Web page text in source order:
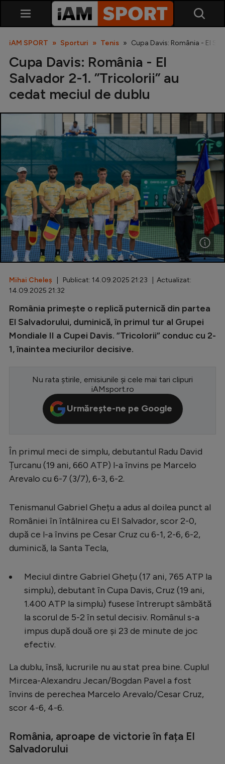
SuperLiga
Liga 2
Cupa României
Echipa Națională
U21
Fotbal feminin
Special
Diverse
Inedit
Champions League
Conference League
CM 2026
Premier League
Serie A
Bundesliga
Campionate
Starurile fotbalului
Stranieri
Clasamente
Handbal
Natație
Formula 1
Auto
iAM SPORT Sporturi Tenis Cupa Davis: România - El
Cupa Davis: România - El
Salvador 2-1. ”Tricolorii” au
cedat meciul de dublu
Mihai Cheleș | Publicat: 14.09.2025 21:23 | Actualizat:
14.09.2025 21:32
România primește o replică puternică din partea
El Salvadorului, duminică, în primul tur al Grupei
Mondiale II a Cupei Davis. ”Tricolorii” conduc cu 2-
1, înaintea meciurilor decisive.
Nu rata știrile, emisiunile și cele mai tari clipuri
iAMsport.ro
Urmărește-ne pe Google
În primul meci de simplu, debutantul Radu David
Țurcanu (19 ani, 660 ATP) l-a învins pe Marcelo
Arevalo cu 6-7 (3/7), 6-3, 6-2.
Tenismanul Gabriel Ghețu a adus al doilea punct al
României în întâlnirea cu El Salvador, scor 2-0,
după ce l-a învins pe Cesar Cruz cu 6-1, 2-6, 6-2,
duminică, la Santa Tecla,
Meciul dintre Gabriel Ghețu (17 ani, 765 ATP la
simplu), debutant în Cupa Davis, Cruz (19 ani,
1.400 ATP la simplu) fusese întrerupt sâmbătă
la scorul de 5-2 în setul decisiv. Românul s-a
impus după două ore și 23 de minute de joc
efectiv.
La dublu, însă, lucrurile nu au stat prea bine. Cuplul
Mircea-Alexandru Jecan/Bogdan Pavel a fost
învins de perechea Marcelo Arevalo/Cesar Cruz,
scor 4-6, 4-6.
România, aproape de victorie în fața El
Salvadorului